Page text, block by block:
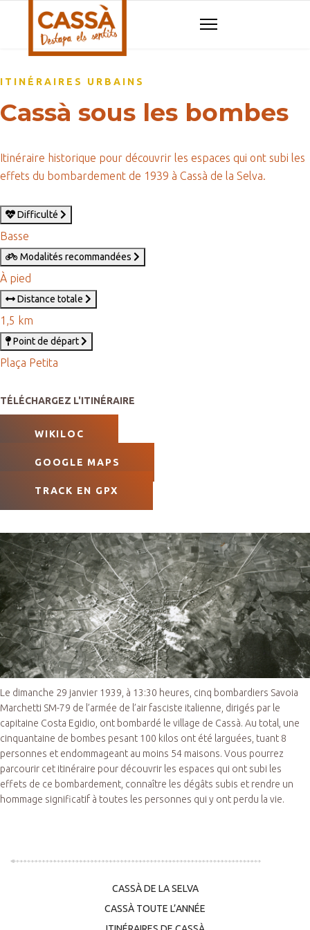
ITINÉRAIRES URBAINS
Cassà sous les bombes
Itinéraire historique pour découvrir les espaces qui ont subi les
effets du bombardement de 1939 à Cassà de la Selva.
Difficulté
Basse
Modalités recommandées
À pied
Distance totale
1,5 km
Point de départ
Plaça Petita
TÉLÉCHARGEZ L'ITINÉRAIRE
WIKILOC
GOOGLE MAPS
TRACK EN GPX
Le dimanche 29 janvier 1939, à 13:30 heures, cinq bombardiers Savoia
Marchetti SM-79 de l’armée de l’air fasciste italienne, dirigés par le
capitaine Costa Egidio, ont bombardé le village de Cassà. Au total, une
cinquantaine de bombes pesant 100 kilos ont été larguées, tuant 8
personnes et endommageant au moins 54 maisons. Vous pourrez
parcourir cet itinéraire pour découvrir les espaces qui ont subi les
effets de ce bombardement, connaître les dégâts subis et rendre un
hommage significatif à toutes les personnes qui y ont perdu la vie.
CASSÀ DE LA SELVA
CASSÀ TOUTE L’ANNÉE